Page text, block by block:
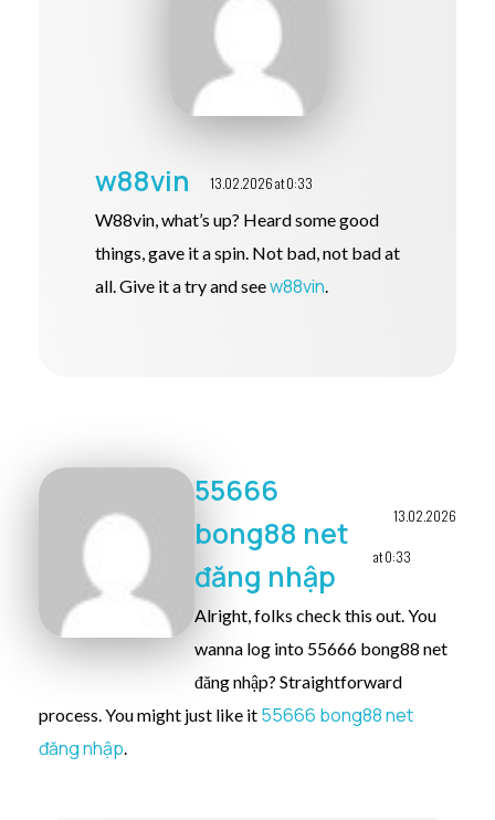
w88vin 13.02.2026 at 0:33
W88vin, what’s up? Heard some good
things, gave it a spin. Not bad, not bad at
all. Give it a try and seew88vin.
55666
bong88 net
đăng nhập
13.02.2026
at 0:33
Alright, folks check this out. You
wanna log into 55666 bong88 net
đăng nhập? Straightforward
process. You might just like it 55666 bong88 net
đăng nhập.